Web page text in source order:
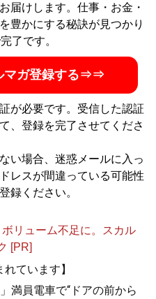
届けします。仕事・お金・
豊かにする秘訣が見つかり
了です。
マガ登録する⇒⇒
が必要です。受信した認証
、登録を完了させてくださ
い場合、迷惑メールに入っ
レスが間違っている可能性
録ください。
リューム不足に。スカル
[PR]
れています】
満員電車で“ドアの前から